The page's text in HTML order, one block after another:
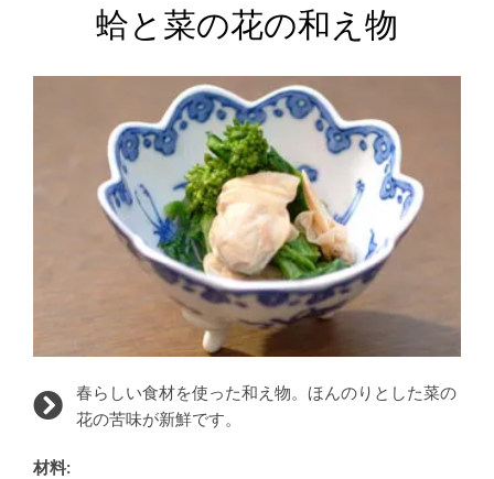
蛤と菜の花の和え物
春らしい食材を使った和え物。ほんのりとした菜の
花の苦味が新鮮です。
材料: